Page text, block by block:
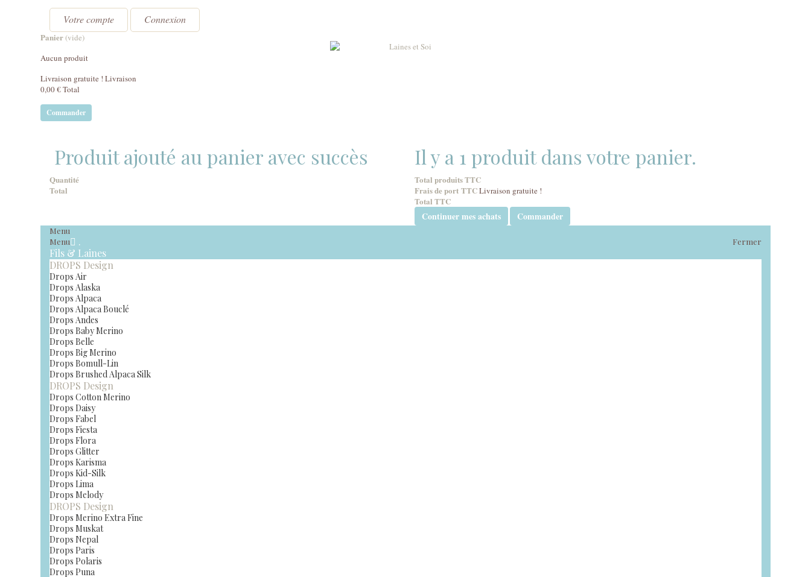
Votre compte Connexion
Panier(vide)
Aucun produit
Livraison gratuite ! Livraison
0,00 €Total
Commander
Produit ajouté au panier avec succès
Quantité
Total
Il y a 1 produit dans votre panier.
Total produits TTC
Frais de port TTCLivraison gratuite !
Total TTC
Continuer mes achats Commander
Menu
Menu
Fermer
.
Fils & Laines
DROPS Design
Drops Air
Drops Alaska
Drops Alpaca
Drops Alpaca Bouclé
Drops Andes
Drops Baby Merino
Drops Belle
Drops Big Merino
Drops Bomull-Lin
Drops Brushed Alpaca Silk
DROPS Design
Drops Cotton Merino
Drops Daisy
Drops Fabel
Drops Fiesta
Drops Flora
Drops Glitter
Drops Karisma
Drops Kid-Silk
Drops Lima
Drops Melody
DROPS Design
Drops Merino Extra Fine
Drops Muskat
Drops Nepal
Drops Paris
Drops Polaris
Drops Puna